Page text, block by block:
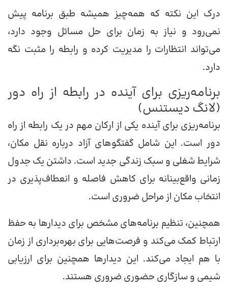
درک این نکته که همه‌چیز همیشه طبق برنامه پیش
نمی‌رود و نیاز به زمان برای حل مسائل وجود دارد،
می‌تواند انتظارات را مدیریت کرده و رابطه را مثبت نگه
دارد.
برنامه‌ریزی برای آینده در رابطه از راه دور
(لانگ دیستنس)
برنامه‌ریزی برای آینده یکی از ارکان مهم در یک رابطه از راه
دور است. این شامل گفتگوهای آزاد درباره نقل مکان،
شرایط شغلی و سبک زندگی جدید است. داشتن یک جدول
زمانی واقع‌بینانه برای کاهش فاصله و انعطاف‌پذیری در
انتخاب مکان از مراحل ضروری است.
همچنین، تنظیم برنامه‌های مشخص برای دیدارها به حفظ
ارتباط کمک می‌کند و فرصت‌هایی برای بهره‌برداری از زمان
با هم ایجاد می‌کند. این دیدارها همچنین برای ارزیابی
شیمی و سازگاری حضوری ضروری هستند.